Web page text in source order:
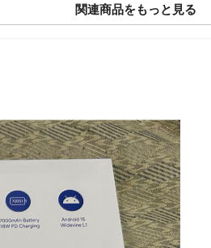
関連商品をもっと見る